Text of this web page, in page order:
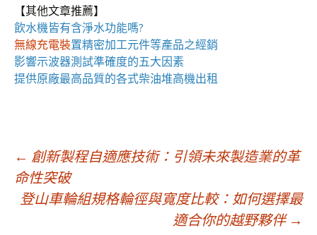
【其他文章推薦】
飲水機皆有含淨水功能嗎?
無線充電裝置精密加工元件等產品之經銷
影響示波器測試準確度的五大因素
提供原廠最高品質的各式柴油堆高機出租
文
章
← 創新製程自適應技術：引領未來製造業的革
命性突破
登山車輪組規格輪徑與寬度比較：如何選擇最
適合你的越野夥伴 →